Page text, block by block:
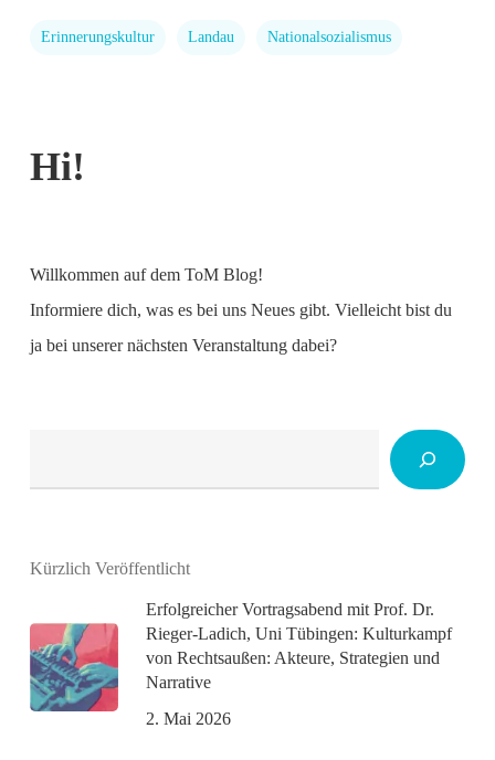
Erinnerungskultur Landau Nationalsozialismus
Hi!
Willkommen auf dem ToM Blog!
Informiere dich, was es bei uns Neues gibt. Vielleicht bist du
ja bei unserer nächsten Veranstaltung dabei?
Kürzlich Veröffentlicht
Erfolgreicher Vortragsabend mit Prof. Dr.
Rieger-Ladich, Uni Tübingen: Kulturkampf
von Rechtsaußen: Akteure, Strategien und
Narrative
2. Mai 2026